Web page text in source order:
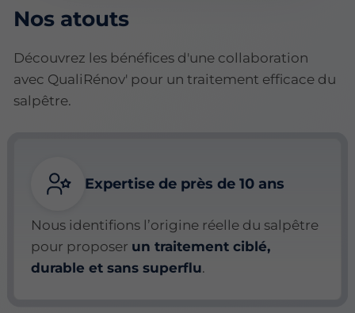
Nos atouts
Découvrez les bénéfices d'une collaboration
avec QualiRénov' pour un traitement efficace du
salpêtre.
Expertise de près de 10 ans
Nous identifions l’origine réelle du salpêtre
pour proposer un traitement ciblé,
durable et sans superflu.